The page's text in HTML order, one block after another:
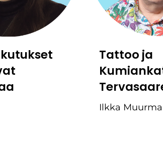
Tattoo ja
Ilkka